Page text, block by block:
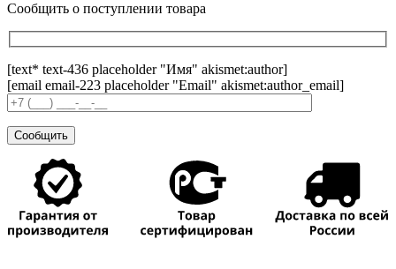
Сообщить о поступлении товара
[text* text-436 placeholder "Имя" akismet:author]
[email email-223 placeholder "Email" akismet:author_email]